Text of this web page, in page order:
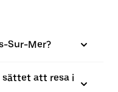
Sur-Mer?
sättet att resa i